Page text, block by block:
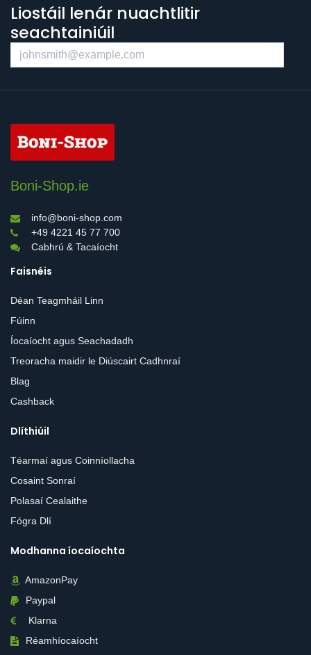
Liostáil lenár nuachtlitir
seachtainiúil
Boni-Shop.ie
info@boni-shop.com
+49 4221 45 77 700
Cabhrú & Tacaíocht
Faisnéis
Déan Teagmháil Linn
Fúinn
Íocaíocht agus Seachadadh
Treoracha maidir le Diúscairt Cadhnraí
Blag
Cashback
Dlíthiúil
Téarmaí agus Coinníollacha
Cosaint Sonraí
Polasaí Cealaithe
Fógra Dlí
Modhanna íocaíochta
AmazonPay
Paypal
Klarna
Réamhíocaíocht